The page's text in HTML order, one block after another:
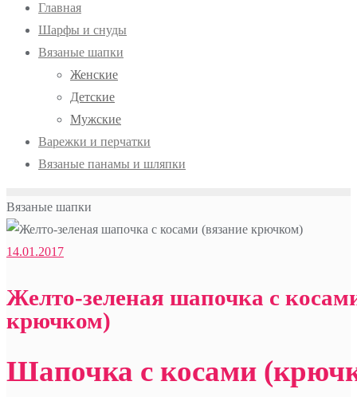
Главная
Шарфы и снуды
Вязаные шапки
Женские
Детские
Мужские
Варежки и перчатки
Вязаные панамы и шляпки
Вязаные шапки
14.01.2017
Желто-зеленая шапочка с
крючком)
Шапочка с косами